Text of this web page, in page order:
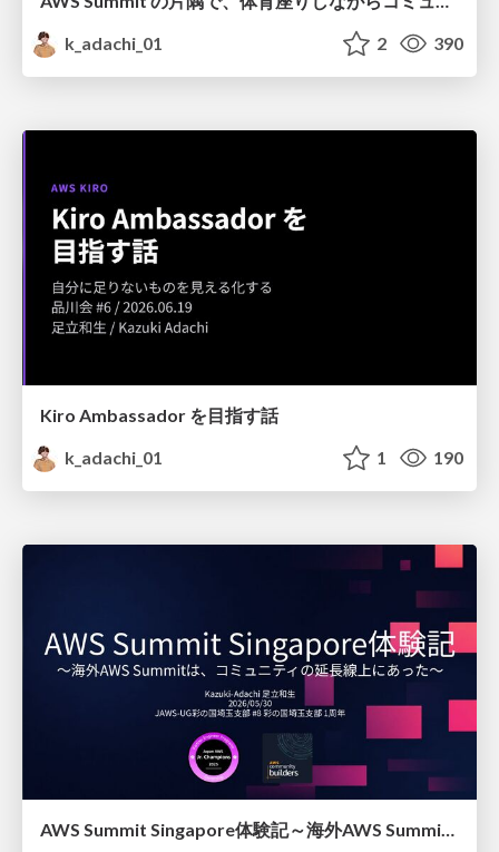
k_adachi_01
2 390
Kiro Ambassador を目指す話
k_adachi_01
1 190
AWS Summit Singapore体験記～海外AWS Summitは、コミュニティの延長線上にあった～